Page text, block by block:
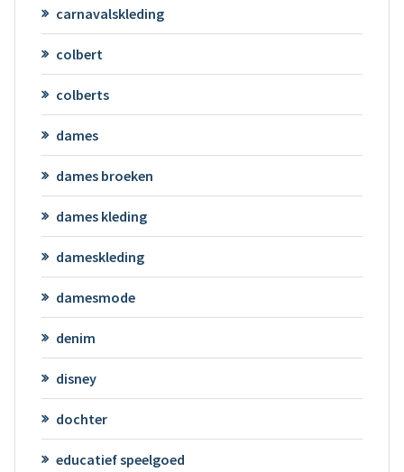
carnavalskleding
colbert
colberts
dames
dames broeken
dames kleding
dameskleding
damesmode
denim
disney
dochter
educatief speelgoed